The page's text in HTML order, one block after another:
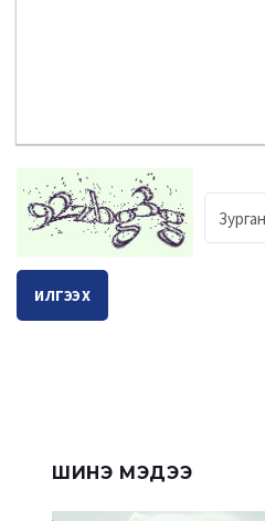
ИЛГЭЭХ
ШИНЭ МЭДЭЭ